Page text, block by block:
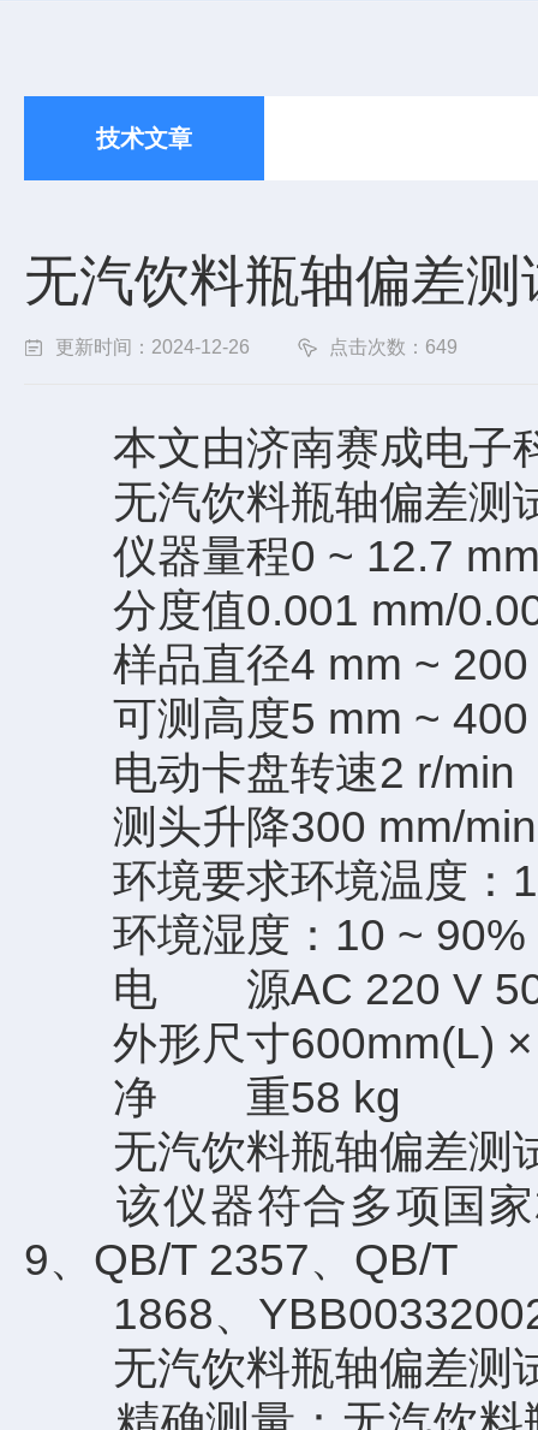
技术文章
无汽饮料瓶轴偏差
更新时间：2024-12-26 点击次数：649
本文由济南赛成电子
无汽饮料瓶轴偏差测
仪器量程0 ~ 12.7
分度值0.001 mm/
样品直径4 mm ~ 200
可测高度5 mm ~ 400
电动卡盘转速2 r/min
测头升降300 mm/
环境要求环境温度：
环境湿度：10 ~ 90%
电 源AC 220 V 50
外形尺寸600mm(L) ×
净 重58 kg
无汽饮料瓶轴偏差测
该仪器符合多项国家
9、QB/T 2357、QB/T
1868、
无汽饮料瓶轴偏差测